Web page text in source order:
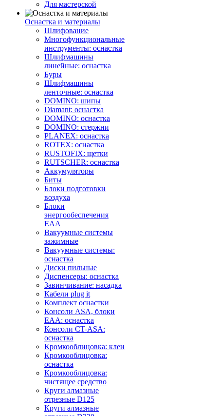
Для мастерской
Оснастка и материалы
Шлифование
Многофункциональные
инструменты: оснастка
Шлифмашины
линейные: оснастка
Буры
Шлифмашины
ленточные: оснастка
DOMINO: шипы
Diamant: оснастка
DOMINO: оснастка
DOMINO: стержни
PLANEX: оснастка
ROTEX: оснастка
RUSTOFIX: щетки
RUTSCHER: оснастка
Аккумуляторы
Биты
Блоки подготовки
воздуха
Блоки
энергообеспечения
EAA
Вакуумные системы
зажимные
Вакуумные системы:
оснастка
Диски пильные
Диспенсеры: оснастка
Завинчивание: насадка
Кабели plug it
Комплект оснастки
Консоли ASA, блоки
EAA: оснастка
Консоли CT-ASA:
оснастка
Кромкооблицовка: клеи
Кромкооблицовка:
оснастка
Кромкооблицовка:
чистящее средство
Круги алмазные
отрезные D125
Круги алмазные